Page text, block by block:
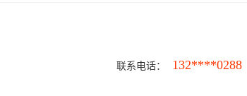
联系电话： 132****0288